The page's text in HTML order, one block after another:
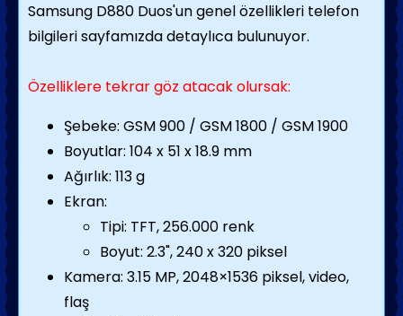
Samsung D880 Duos'un genel özellikleri telefon
bilgileri sayfamızda detaylıca bulunuyor.
Özelliklere tekrar göz atacak olursak:
Şebeke: GSM 900 / GSM 1800 / GSM 1900
Boyutlar: 104 x 51 x 18.9 mm
Ağırlık: 113 g
Ekran:
Tipi: TFT, 256.000 renk
Boyut: 2.3", 240 x 320 piksel
Kamera: 3.15 MP, 2048×1536 piksel, video,
flaş